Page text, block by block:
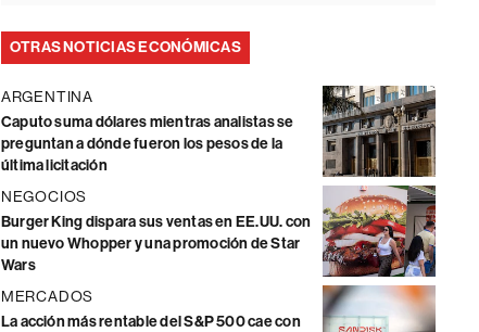
OTRAS NOTICIAS ECONÓMICAS
ARGENTINA
Caputo suma dólares mientras analistas se
preguntan a dónde fueron los pesos de la
última licitación
NEGOCIOS
Burger King dispara sus ventas en EE.UU. con
un nuevo Whopper y una promoción de Star
Wars
MERCADOS
La acción más rentable del S&P 500 cae con